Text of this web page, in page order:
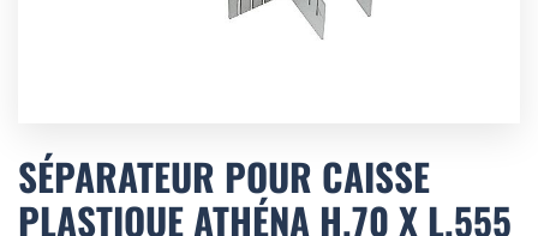
to
the
beginning
of
SÉPARATEUR POUR CAISSE
PLASTIQUE ATHÉNA H.70 X L.555